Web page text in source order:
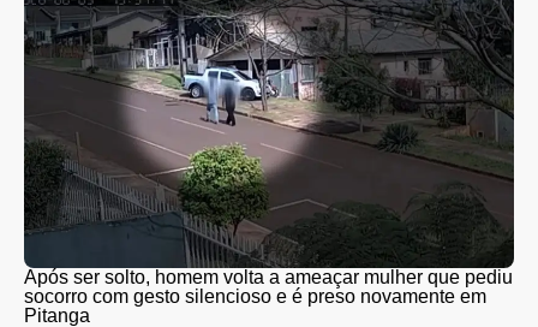
Após ser solto, homem volta a ameaçar mulher que pediu
socorro com gesto silencioso e é preso novamente em
Pitanga